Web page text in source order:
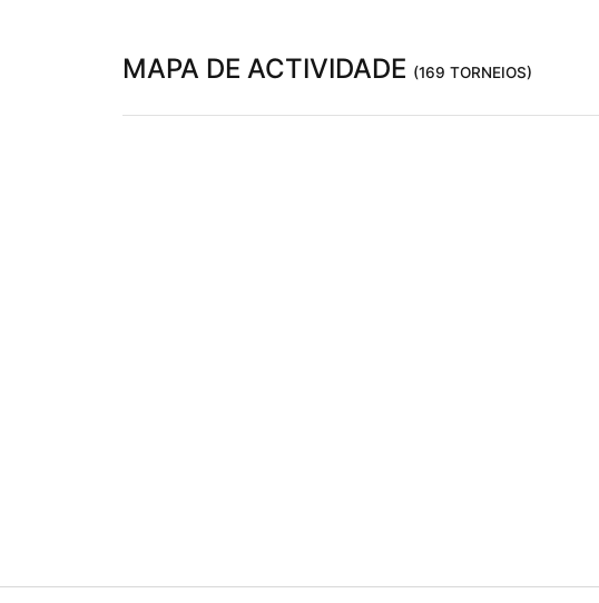
MAPA DE ACTIVIDADE (169 TORNEIOS)